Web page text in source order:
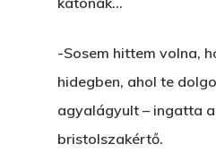
-Sosem hittem volna,
hidegben, ahol te
agyalágyult – ingatta
bristolszakértő.